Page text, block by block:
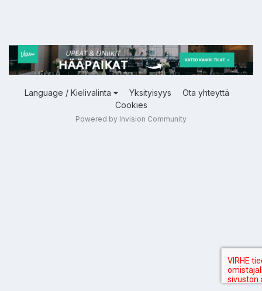
Language / Kielivalinta Yksityisyys
Ota yhteyttä
Cookies
Powered by Invision Community